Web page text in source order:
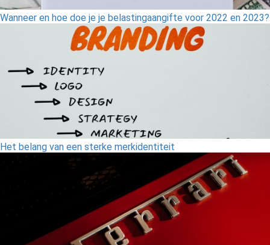
Wanneer en hoe doe je je belastingaangifte voor 2022 en 2023?
Het belang van een sterke merkidentiteit